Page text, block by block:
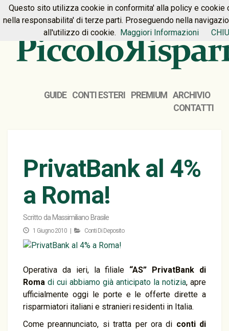
HOME PREMIUM CONTATTI
GUIDE CONTI ESTERI PREMIUM
ARCHIVIO
CONTATTI
PrivatBank al 4%
a Roma!
Scritto da Massimiliano Brasile
1 Giugno 2010 | Conti Di Deposito
Operativa da ieri, la filiale “AS” PrivatBank di
Roma di cui abbiamo già anticipato la notizia, apre
ufficialmente oggi le porte e le offerte dirette a
risparmiatori italiani e stranieri residenti in Italia.
Come preannunciato, si tratta per ora di conti di
Questo sito utilizza cookie in conformita' alla policy e cookie
nella responsabilita' di terze parti. Proseguendo nella
all'utilizzo di cookie. Maggiori Informazioni